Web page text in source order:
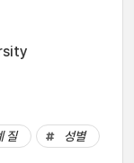
질 성별